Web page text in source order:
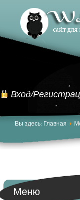
Вход/
Вы здесь: Главная
Меню